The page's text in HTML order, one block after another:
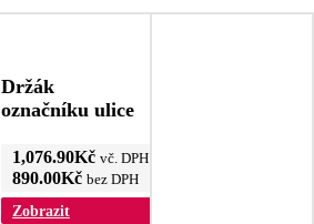
Držák
označníku ulice
1,076.90Kč vč. DPH
890.00Kč bez DPH
Zobrazit